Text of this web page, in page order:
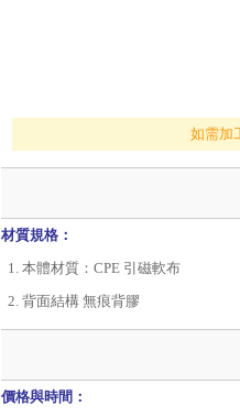
如需加
材質規格：
本體材質：CPE 引磁軟布
背面結構 無痕背膠
價格與時間：